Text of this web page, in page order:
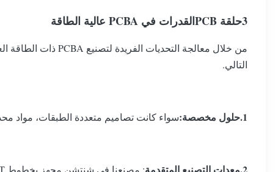
3حلقة PCB القدرات في PCBA عالية الطاقة
التالي.
1. حلول مخصصة:سواء كانت تصاميم متعددة الطبقات، مواد
: مصنعنا في شنتشن مجهز بخطوط SMT متطورة ، وأفران إعادة التدفق ، وأجهزة اللحام الموجية للتجميع الدقيق.